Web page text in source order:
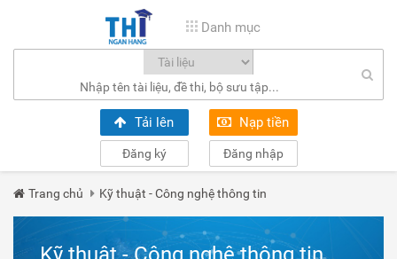
Danh mục
Tải lên Nạp tiền
Đăng ký Đăng nhập
Trang chủ Kỹ thuật - Công nghệ thông tin